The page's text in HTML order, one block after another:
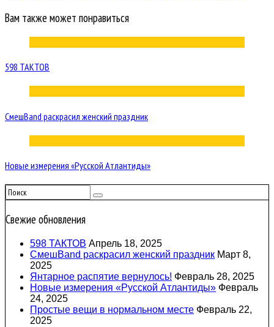
Вам также может понравиться
598 ТАКТОВ
СмешBand раскрасил женский праздник
Новые измерения «Русской Атлантиды»
Свежие обновления
598 ТАКТОВ Апрель 18, 2025
СмешBand раскрасил женский праздник Март 8,
2025
Янтарное распятие вернулось! Февраль 28, 2025
Новые измерения «Русской Атлантиды» Февраль
24, 2025
Простые вещи в нормальном месте Февраль 22,
2025